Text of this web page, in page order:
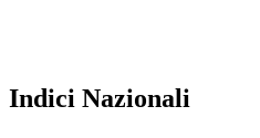
Indici Nazionali